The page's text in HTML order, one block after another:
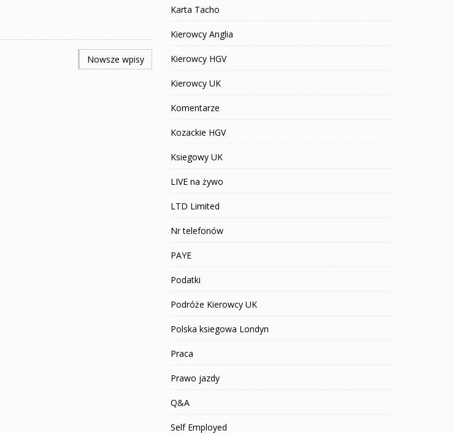
Nowsze wpisy
Karta Tacho
Kierowcy Anglia
Kierowcy HGV
Kierowcy UK
Komentarze
Kozackie HGV
Ksiegowy UK
LIVE na żywo
LTD Limited
Nr telefonów
PAYE
Podatki
Podróże Kierowcy UK
Polska ksiegowa Londyn
Praca
Prawo jazdy
Q&A
Self Employed